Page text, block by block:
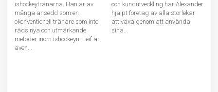
ishockeytränarna. Han är av
många ansedd som en
okonventionell tränare som inte
räds nya och utmärkande
metoder inom ishockeyn. Leif är
även...
och kundutveckling har Alexander
hjälpt företag av alla storlekar
att växa genom att använda
sina...